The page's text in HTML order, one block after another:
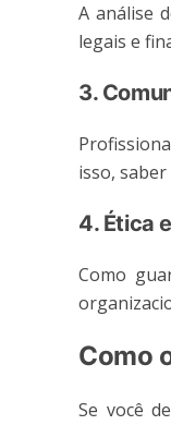
A análise
legais e
3.
isso,
4. Ética
Como
Como
Se você